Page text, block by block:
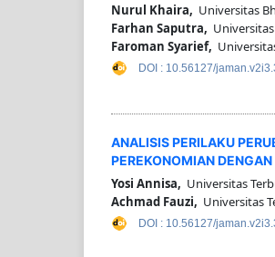
Nurul Khaira, Universitas
Farhan Saputra,
Faroman Syarief,
DOI : 10.56127/
ANALISIS PERILAKU
PEREKONOMIAN
Yosi Annisa, Universitas
Achmad Fauzi, Universitas
DOI : 10.56127/